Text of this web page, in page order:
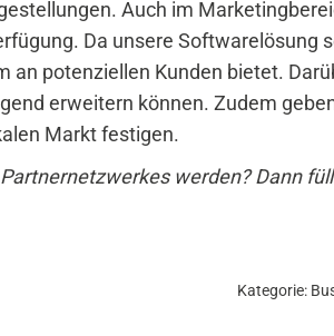
Auch im
Da unsere Softwarelösung
an potenziellen Kunden bietet.
erweitern können. Zudem
Markt festigen.
werden? Dann
Kategorie: